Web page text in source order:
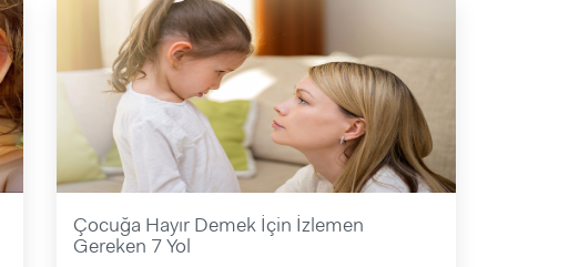
Çocuğa Hayır Demek İçin İzlemen
Gereken 7 Yol